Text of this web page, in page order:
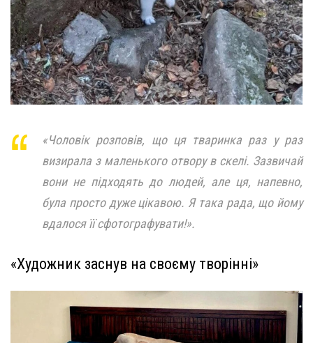
«Чоловік розповів, що ця тваринка раз у раз
визирала з маленького отвору в скелі. Зазвичай
вони не підходять до людей, але ця, напевно,
була просто дуже цікавою. Я така рада, що йому
вдалося її сфотографувати!».
«Художник заснув на своєму творінні»